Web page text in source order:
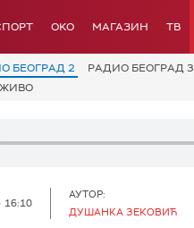
OKO МАГАЗИН ТВ
БЕОГРАД 2 РАДИО БЕОГРАД 3
16:10
АУТОР:
ДУШАНКА ЗЕКОВИЋ